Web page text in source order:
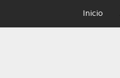
Inicio